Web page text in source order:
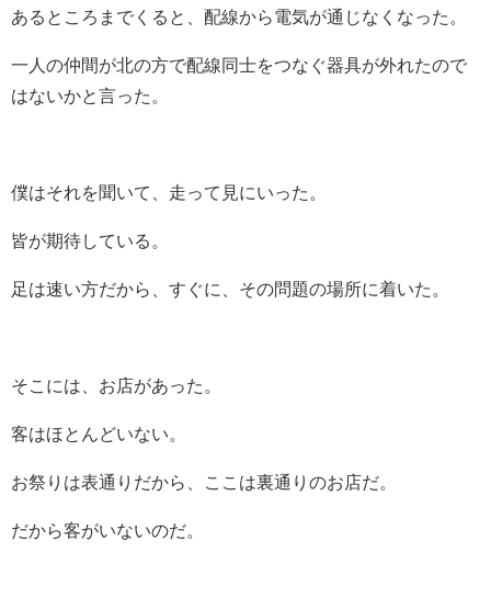
あるところまでくると、配線から電気が通じなくなった。
一人の仲間が北の方で配線同士をつなぐ器具が外れたので
はないかと言った。
僕はそれを聞いて、走って見にいった。
皆が期待している。
足は速い方だから、すぐに、その問題の場所に着いた。
そこには、お店があった。
客はほとんどいない。
お祭りは表通りだから、ここは裏通りのお店だ。
だから客がいないのだ。